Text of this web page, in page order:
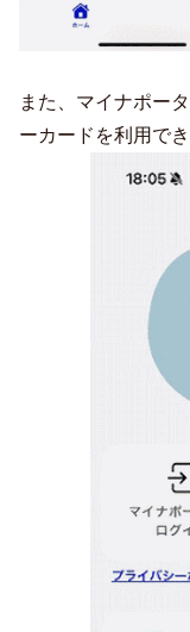
また、マイナポー
ーカードを利用で